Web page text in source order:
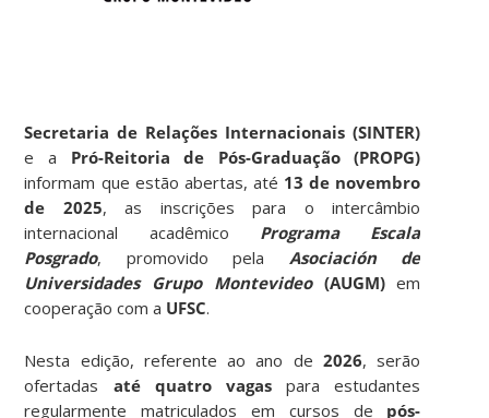
Secretaria de Relações Internacionais (SINTER)
e a Pró-Reitoria de Pós-Graduação (PROPG)
informam que estão abertas, até 13 de novembro
de 2025, as inscrições para o intercâmbio
internacional acadêmico Programa Escala
Posgrado, promovido pela Asociación de
Universidades Grupo Montevideo(AUGM)em
cooperação com a UFSC.
Nesta edição, referente ao ano de2026, serão
ofertadas até quatro vagaspara estudantes
regularmente matriculados em cursos de pós-